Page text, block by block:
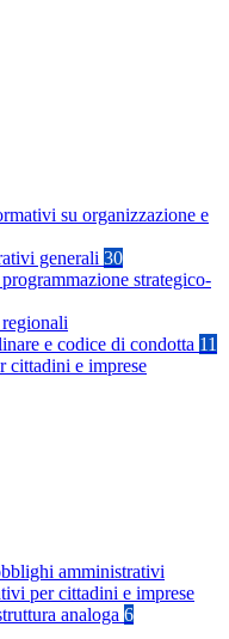
su organizzazione e
generali 30
strategico-
e codice di condotta 11
cittadini e imprese
amministrativi
per cittadini e imprese
analoga 6